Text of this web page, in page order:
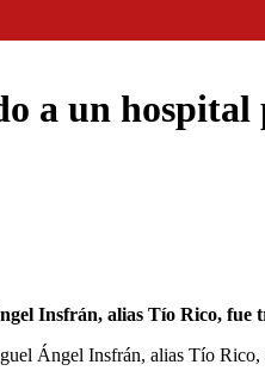
a un
Insfrán, alias Tío Rico, fue
Ángel Insfrán, alias Tío Rico,